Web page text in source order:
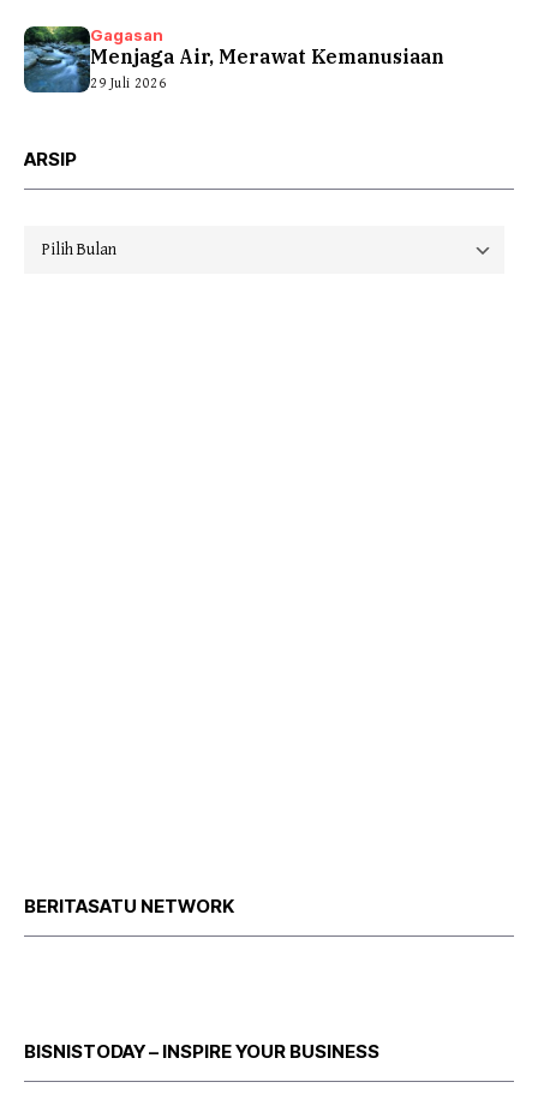
Gagasan
Menjaga Air, Merawat Kemanusiaan
29 Juli 2026
ARSIP
Arsip
BERITASATU NETWORK
BISNISTODAY – INSPIRE YOUR BUSINESS